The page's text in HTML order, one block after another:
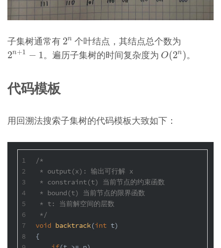
子集树通常有 2n
2n 个叶结点，其结点总个数为
2n+1 − 1
2n+1−1 。遍历子集树的时间复杂度为 O(2n )
O(2n) 。
代码模板
用回溯法搜索子集树的代码模板大致如下：
1
2
3
4
5
6
7
8
/*
* output(x): 输出可行解 x
* constraint(t) 当前节点的约束函数
* bound(t) 当前节点的限界函数
* t: 当前解空间的层数
*/
void backtrack(int t)
{